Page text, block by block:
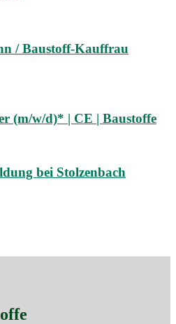
/ Baustoff-Kauffrau
(m/w/d)* | CE | Baustoffe
bei Stolzenbach